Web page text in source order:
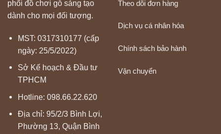
phối đồ chơi gỗ sáng tạo
dành cho mọi đối tượng.
MST: 0317310177 (cấp
ngày: 25/5/2022)
Sở Kế hoạch & Đầu tư
TPHCM
Hotline: 098.66.22.620
Địa chỉ: 95/2/3 Bình Lợi,
Phường 13, Quận Bình
Theo dõi đơn hàng
Dịch vụ cá nhân hóa
Chính sách bảo hành
Vận chuyển